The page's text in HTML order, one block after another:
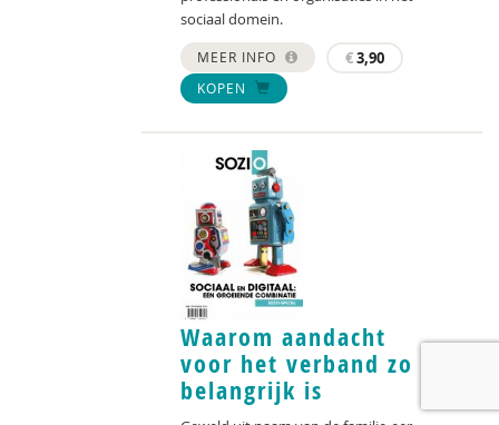
sociaal domein.
MEER INFO €3,90
KOPEN
Waarom aandacht
voor het verband zo
belangrijk is